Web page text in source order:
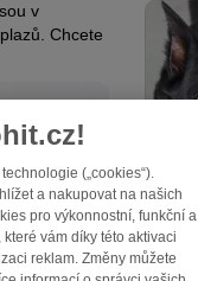
v
Chcete
(„cookies“).
a nakupovat na našich
pro výkonnostní, funkční a
vám díky této aktivaci
reklam. Změny můžete